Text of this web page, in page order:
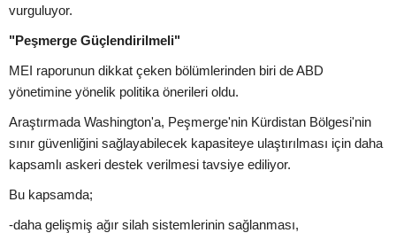
vurguluyor.
"Peşmerge Güçlendirilmeli"
MEI raporunun dikkat çeken bölümlerinden biri de ABD
yönetimine yönelik politika önerileri oldu.
Araştırmada Washington'a, Peşmerge'nin Kürdistan Bölgesi'nin
sınır güvenliğini sağlayabilecek kapasiteye ulaştırılması için daha
kapsamlı askeri destek verilmesi tavsiye ediliyor.
Bu kapsamda;
-daha gelişmiş ağır silah sistemlerinin sağlanması,